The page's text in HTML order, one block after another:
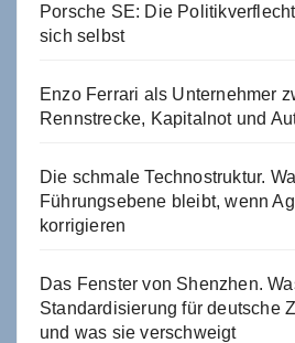
Porsche SE: Die
sich selbst
Enzo Ferrari als Unternehmer
Rennstrecke, Kapitalnot und
Die schmale Technostruktur.
Führungsebene bleibt, wenn
korrigieren
Das Fenster von Shenzhen.
Standardisierung für deutsche
und was sie verschweigt